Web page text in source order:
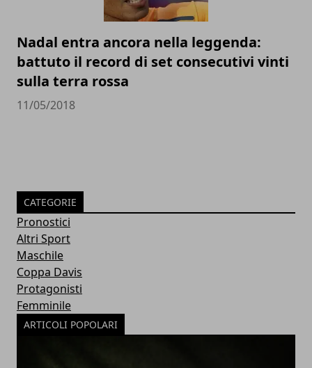
Nadal entra ancora nella leggenda:
battuto il record di set consecutivi vinti
sulla terra rossa
11/05/2018
CATEGORIE
Pronostici
Altri Sport
Maschile
Coppa Davis
Protagonisti
Femminile
ARTICOLI POPOLARI